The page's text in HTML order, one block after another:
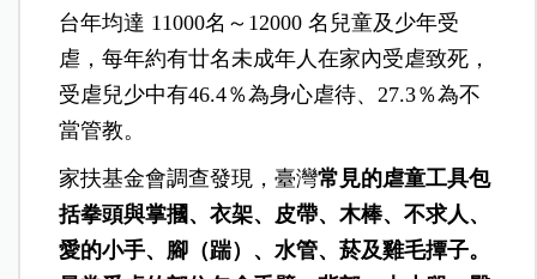
台年均達 11000名～12000 名兒童及少年受
虐，每年約有廿名未成年人在家內受虐致死，
受虐兒少中有46.4％為身心虐待、27.3％為不
當管教。
家扶基金會調查發現，臺灣常見的虐童工具包
括拳頭與掌摑、衣架、皮帶、木棒、不求人、
愛的小手、腳（踹）、水管、菸及雞毛撢子。